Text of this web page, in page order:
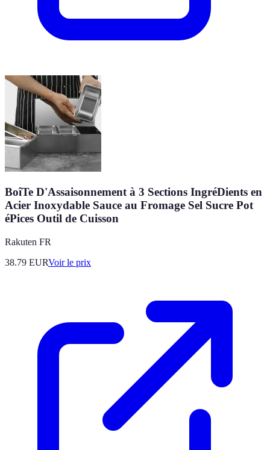
BoîTe D'Assaisonnement à 3 Sections IngréDients en
Acier Inoxydable Sauce au Fromage Sel Sucre Pot
éPices Outil de Cuisson
Rakuten FR
38.79 EURVoir le prix